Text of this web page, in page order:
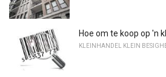
Hoe om te koop op 'n
KLEINHANDEL KLEIN